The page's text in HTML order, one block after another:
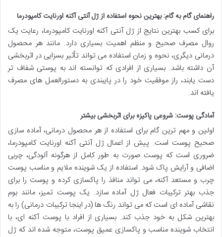
راهنمای گام به گام: بهترین نحوه استفاده از ژل آنتی آکنه اورنایت کامپودرما
برای کسب بهترین نتایج از ژل آنتی آکنه اورنایت کامپودرما، رعایت یک
روال مصرف صحیح و منظم اهمیت بسیاری دارد. مانند هر محصول
درمانی دیگری، نحوه و زمان استفاده می تواند تأثیر بسزایی در اثربخشی
آن داشته باشد. بسیاری از افرادی که توانسته اند به پوستی شفاف تر
دست یابند، راز موفقیت خود را در پایبندی به دستورالعمل های مصرف
یافته اند.
آمادگی پوست: شروعی پاکیزه برای اثربخشی بیشتر
اولین و مهم ترین گام برای استفاده از هر محصول درمانی، آماده سازی
صحیح پوست است. پیش از اعمال ژل آنتی آکنه اورنایت کامپودرما،
ضروری است که پوست صورت به طور کامل از هرگونه آلودگی، چربی
اضافی و آرایش پاک شود. استفاده از یک شوینده ملایم و مناسب پوست
چرب و مستعد آکنه، می تواند منافذ را پاکسازی کرده و پوست را برای
جذب بهتر ترکیبات فعال ژل آماده سازد. یک پوست تمیز، مانند بوم
نقاشی آماده ای است که می تواند رنگ ها (در اینجا ترکیبات درمانی) را به
بهترین شکل به خود جذب کند. بسیاری از افراد با پوست آکنه ای، با
انتخاب شوینده مناسب و پاکسازی عمیق پوست، متوجه شده اند که ژل